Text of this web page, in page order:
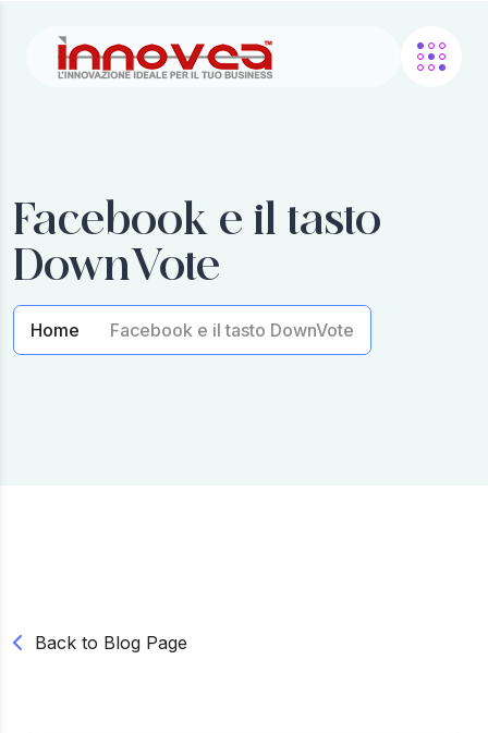
Facebook e il tasto
DownVote
Home Facebook e il tasto DownVote
Back to Blog Page